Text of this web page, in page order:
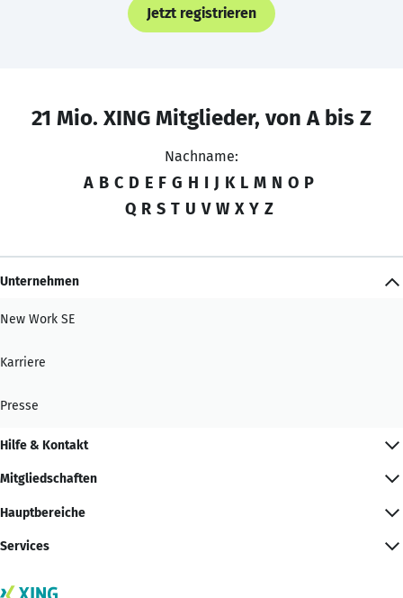
Jetzt registrieren
21 Mio. XING Mitglieder, von A bis Z
Nachname:
A B C D E F G H I J K L M N O P
Q R S T U V W X Y Z
Unternehmen
New Work SE
Karriere
Presse
Hilfe & Kontakt
Mitgliedschaften
Hauptbereiche
Services